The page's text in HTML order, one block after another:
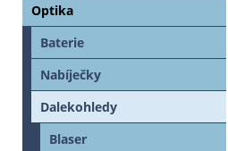
Optika
Baterie
Nabíječky
Dalekohledy
Blaser